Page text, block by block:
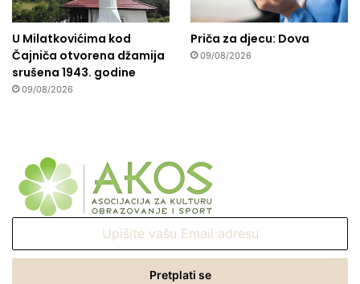
U Milatkovićima kod
Čajniča otvorena džamija
srušena 1943. godine
09/08/2026
Priča za djecu: Dova
09/08/2026
Email